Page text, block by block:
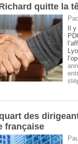
quitte la
Il
des
française